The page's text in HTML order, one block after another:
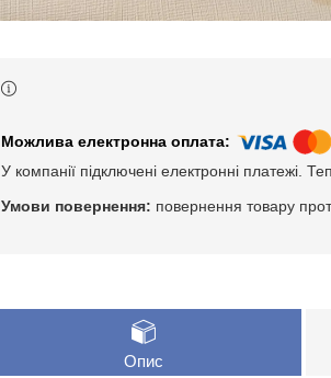
У компанії підключені електронні платежі.
повернення товару
Опис